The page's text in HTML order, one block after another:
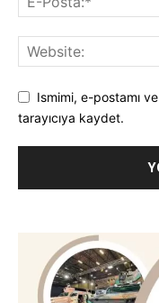
Ismimi, e-postamı
tarayıcıya kaydet.